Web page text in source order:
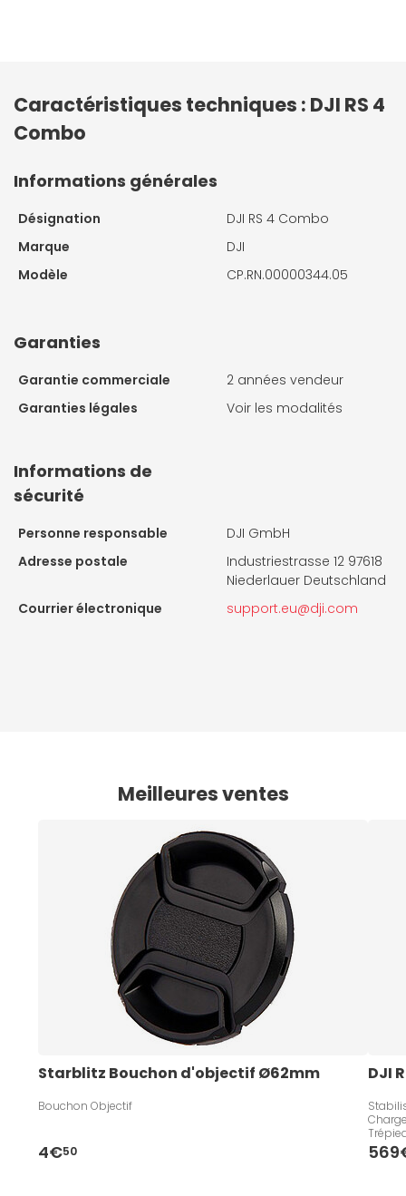
Caractéristiques techniques : DJI RS 4
Combo
Informations générales
Désignation
DJI RS 4 Combo
Marque
DJI
Modèle
CP.RN.00000344.05
Garanties
Garantie commerciale
2 années vendeur
Garanties légales
Voir les modalités
Informations de
sécurité
Personne responsable
DJI GmbH
Adresse postale
Industriestrasse 12 97618
Niederlauer Deutschland
Courrier électronique
support.eu@dji.com
Meilleures ventes
Starblitz Bouchon d'objectif Ø62mm
Bouchon Objectif
4€50
DJI